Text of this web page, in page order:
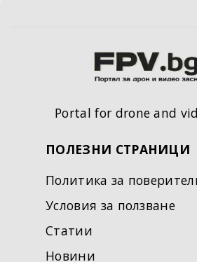
Portal for drone and
ПОЛЕЗНИ СТРАНИЦИ
Политика за
Условия за ползване
Статии
Новини